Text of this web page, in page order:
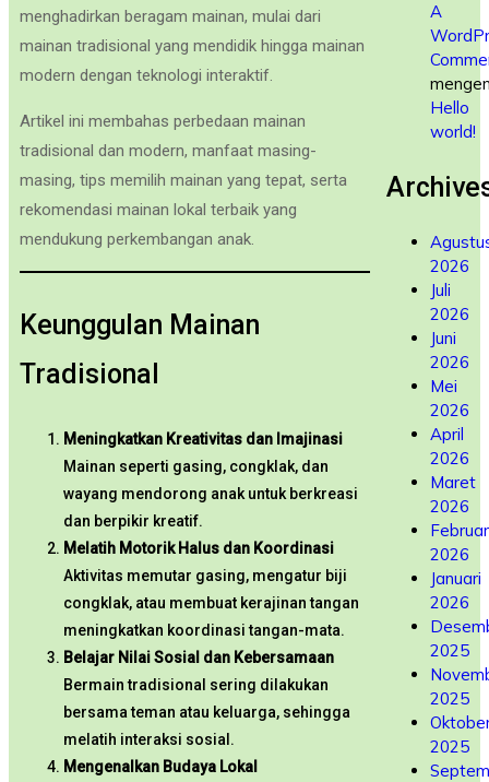
menghadirkan beragam mainan, mulai dari
mainan tradisional yang mendidik hingga mainan
modern dengan teknologi interaktif.
Artikel ini membahas perbedaan mainan
tradisional dan modern, manfaat masing-
masing, tips memilih mainan yang tepat, serta
rekomendasi mainan lokal terbaik yang
mendukung perkembangan anak.
Keunggulan Mainan
Tradisional
Meningkatkan Kreativitas dan Imajinasi
Mainan seperti gasing, congklak, dan
wayang mendorong anak untuk berkreasi
dan berpikir kreatif.
Melatih Motorik Halus dan Koordinasi
Aktivitas memutar gasing, mengatur biji
congklak, atau membuat kerajinan tangan
meningkatkan koordinasi tangan-mata.
Belajar Nilai Sosial dan Kebersamaan
Bermain tradisional sering dilakukan
bersama teman atau keluarga, sehingga
melatih interaksi sosial.
Mengenalkan Budaya Lokal
A
Hello
world!
2026
Juli
2026
Juni
2026
Mei
2026
April
2026
Maret
2026
2026
Januari
2026
2025
2025
2025